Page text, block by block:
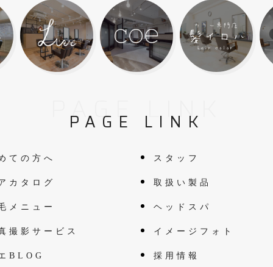
PAGE LINK
PAGE LINK
ての方へ スタッフ
カタログ 取扱い製品
メニュー ヘッドスパ
撮影サービス イメージフォト
BLOG 採用情報